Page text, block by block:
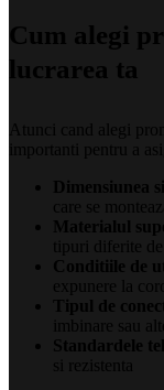
Cum alegi
lucrarea ta
Atunci cand alegi
importanti pentru a
Dimensiunea
care se
Materialul
tipuri diferite
Conditiile de
expunere la
Tipul de
imbinare sau
Standardele
si rezistenta